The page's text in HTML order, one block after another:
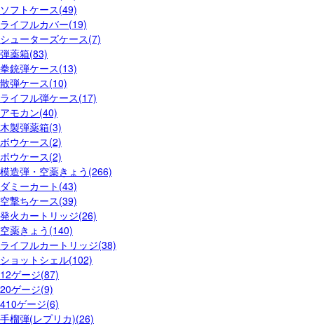
ソフトケース(49)
ライフルカバー(19)
シューターズケース(7)
弾薬箱(83)
拳銃弾ケース(13)
散弾ケース(10)
ライフル弾ケース(17)
アモカン(40)
木製弾薬箱(3)
ボウケース(2)
ボウケース(2)
模造弾・空薬きょう(266)
ダミーカート(43)
空撃ちケース(39)
発火カートリッジ(26)
空薬きょう(140)
ライフルカートリッジ(38)
ショットシェル(102)
12ゲージ(87)
20ゲージ(9)
410ゲージ(6)
手榴弾(レプリカ)(26)